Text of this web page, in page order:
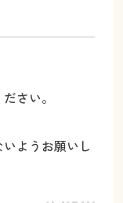
さい。
ようお願いし